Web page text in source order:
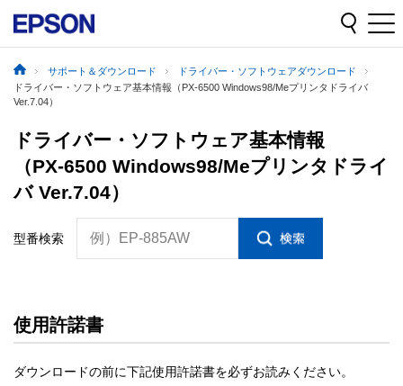
サポート＆ダウンロード
ドライバー・ソフトウェアダウンロード
ドライバー・ソフトウェア基本情報（PX-6500 Windows98/Meプリンタドライバ
Ver.7.04）
ドライバー・ソフトウェア基本情報
（PX-6500 Windows98/Meプリンタドライ
バ Ver.7.04）
型番検索 例）EP-885AW
使用許諾書
ダウンロードの前に下記使用許諾書を必ずお読みください。